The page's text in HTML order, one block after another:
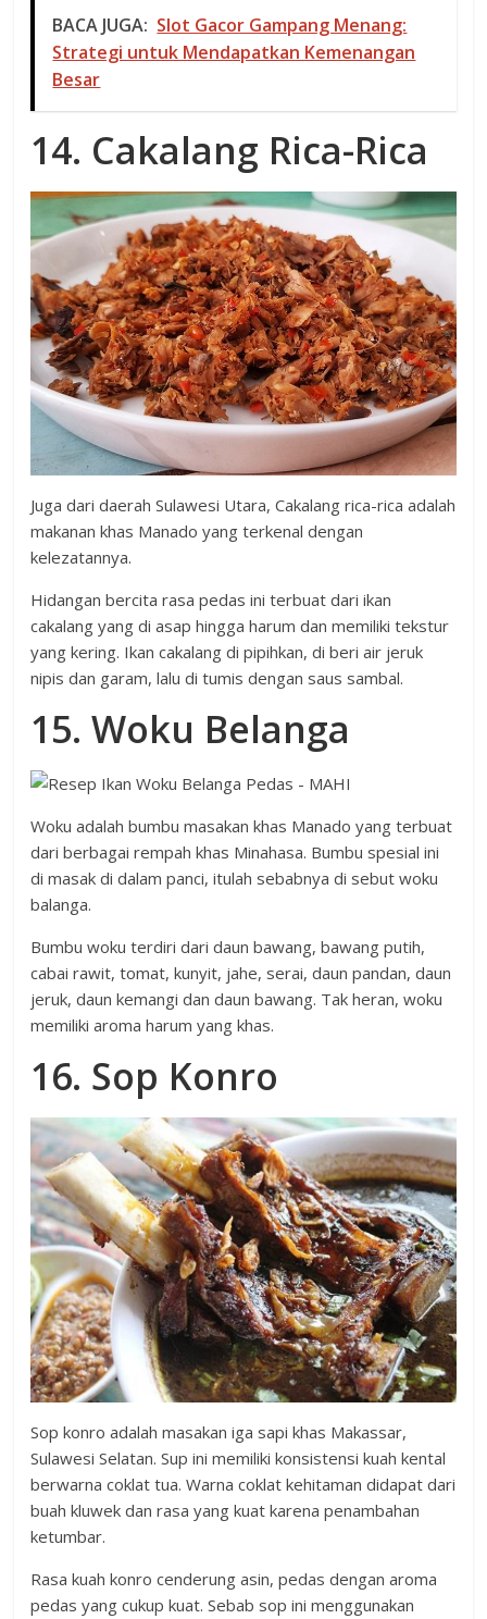
BACA JUGA: Slot Gacor Gampang Menang:
Strategi untuk Mendapatkan Kemenangan
Besar
14. Cakalang Rica-Rica
Juga dari daerah Sulawesi Utara, Cakalang rica-rica adalah
makanan khas Manado yang terkenal dengan
kelezatannya.
Hidangan bercita rasa pedas ini terbuat dari ikan
cakalang yang di asap hingga harum dan memiliki tekstur
yang kering. Ikan cakalang di pipihkan, di beri air jeruk
nipis dan garam, lalu di tumis dengan saus sambal.
15. Woku Belanga
Woku adalah bumbu masakan khas Manado yang terbuat
dari berbagai rempah khas Minahasa. Bumbu spesial ini
di masak di dalam panci, itulah sebabnya di sebut woku
balanga.
Bumbu woku terdiri dari daun bawang, bawang putih,
cabai rawit, tomat, kunyit, jahe, serai, daun pandan, daun
jeruk, daun kemangi dan daun bawang. Tak heran, woku
memiliki aroma harum yang khas.
16. Sop Konro
Sop konro adalah masakan iga sapi khas Makassar,
Sulawesi Selatan. Sup ini memiliki konsistensi kuah kental
berwarna coklat tua. Warna coklat kehitaman didapat dari
buah kluwek dan rasa yang kuat karena penambahan
ketumbar.
Rasa kuah konro cenderung asin, pedas dengan aroma
pedas yang cukup kuat. Sebab sop ini menggunakan